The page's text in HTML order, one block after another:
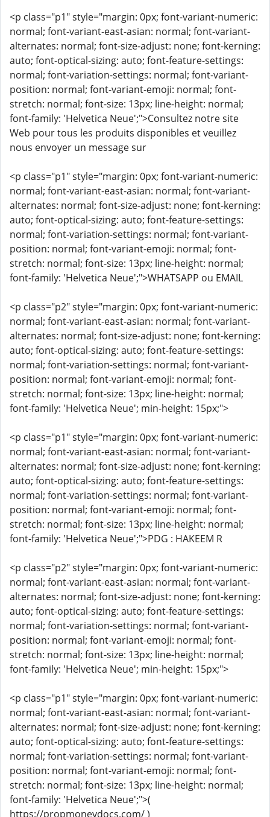
<p class="p1" style="margin: 0px; font-variant-numeric:
normal; font-variant-east-asian: normal; font-variant-
alternates: normal; font-size-adjust: none; font-kerning:
auto; font-optical-sizing: auto; font-feature-settings:
normal; font-variation-settings: normal; font-variant-
position: normal; font-variant-emoji: normal; font-
stretch: normal; font-size: 13px; line-height: normal;
font-family: 'Helvetica Neue';">Consultez notre site
Web pour tous les produits disponibles et veuillez
nous envoyer un message sur
<p class="p1" style="margin: 0px; font-variant-numeric:
normal; font-variant-east-asian: normal; font-variant-
alternates: normal; font-size-adjust: none; font-kerning:
auto; font-optical-sizing: auto; font-feature-settings:
normal; font-variation-settings: normal; font-variant-
position: normal; font-variant-emoji: normal; font-
stretch: normal; font-size: 13px; line-height: normal;
font-family: 'Helvetica Neue';">WHATSAPP ou EMAIL
<p class="p2" style="margin: 0px; font-variant-numeric:
normal; font-variant-east-asian: normal; font-variant-
alternates: normal; font-size-adjust: none; font-kerning:
auto; font-optical-sizing: auto; font-feature-settings:
normal; font-variation-settings: normal; font-variant-
position: normal; font-variant-emoji: normal; font-
stretch: normal; font-size: 13px; line-height: normal;
font-family: 'Helvetica Neue'; min-height: 15px;">
<p class="p1" style="margin: 0px; font-variant-numeric:
normal; font-variant-east-asian: normal; font-variant-
alternates: normal; font-size-adjust: none; font-kerning:
auto; font-optical-sizing: auto; font-feature-settings:
normal; font-variation-settings: normal; font-variant-
position: normal; font-variant-emoji: normal; font-
stretch: normal; font-size: 13px; line-height: normal;
font-family: 'Helvetica Neue';">PDG : HAKEEM R
<p class="p2" style="margin: 0px; font-variant-numeric:
normal; font-variant-east-asian: normal; font-variant-
alternates: normal; font-size-adjust: none; font-kerning:
auto; font-optical-sizing: auto; font-feature-settings:
normal; font-variation-settings: normal; font-variant-
position: normal; font-variant-emoji: normal; font-
stretch: normal; font-size: 13px; line-height: normal;
font-family: 'Helvetica Neue'; min-height: 15px;">
<p class="p1" style="margin: 0px; font-variant-numeric:
normal; font-variant-east-asian: normal; font-variant-
alternates: normal; font-size-adjust: none; font-kerning:
auto; font-optical-sizing: auto; font-feature-settings:
normal; font-variation-settings: normal; font-variant-
position: normal; font-variant-emoji: normal; font-
stretch: normal; font-size: 13px; line-height: normal;
font-family: 'Helvetica Neue';">(
https://propmoneydocs.com/ )